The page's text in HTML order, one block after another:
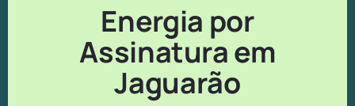
Energia por
Assinatura em
Jaguarão